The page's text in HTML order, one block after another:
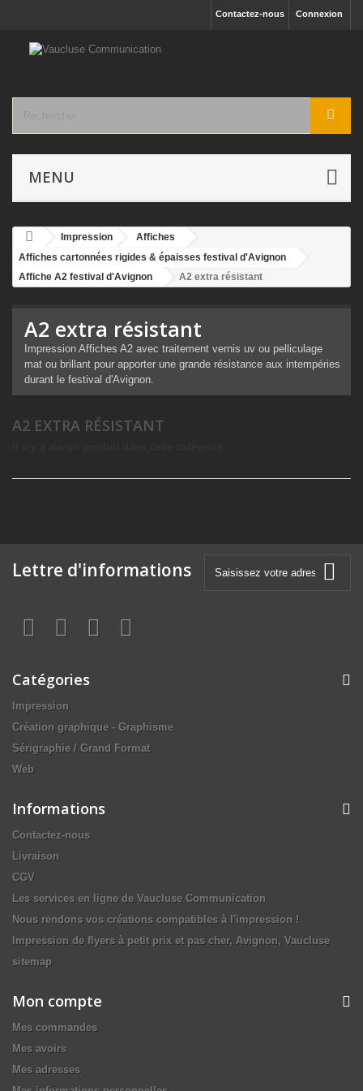
Connexion
Contactez-nous
MENU
Impression
Affiches
Affiches cartonnées rigides & épaisses festival d'Avignon
Affiche A2 festival d'Avignon
A2 extra résistant
A2 extra résistant
Impression Affiches A2 avec traitement vernis uv ou pelliculage
mat ou brillant pour apporter une grande résistance aux intempéries
durant le festival d'Avignon.
A2 EXTRA RÉSISTANT
Lettre d'informations
Catégories
Impression
Création graphique - Graphisme
Sérigraphie / Grand Format
Web
Informations
Contactez-nous
Livraison
CGV
Les services en ligne de Vaucluse Communication
Nous rendons vos créations compatibles à l'impression !
Impression de flyers à petit prix et pas cher, Avignon, Vaucluse
sitemap
Mon compte
Mes commandes
Mes avoirs
Mes adresses